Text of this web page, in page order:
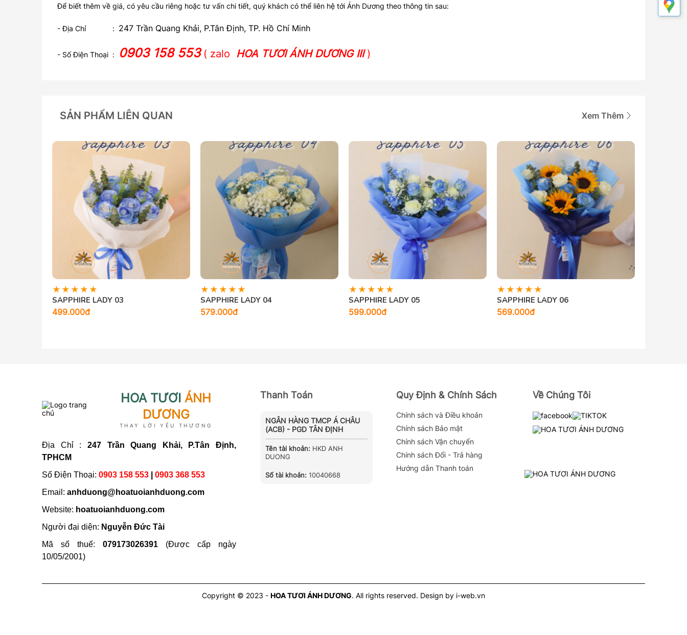
Để biết thêm về giá, có yêu cầu riêng hoặc tư vấn chi tiết, quý khách có thể liên hệ tới Ánh Dương theo thông tin sau:
- Địa Chỉ : 247 Trần Quang Khải, P.Tân Định, TP. Hồ Chí Minh
- Số Điện Thoại : 0903 158 553 ( zalo HOA TƯƠI ÁNH DƯƠNG III)
SẢN PHẨM LIÊN QUAN Xem Thêm
SAPPHIRE LADY 03
499.000đ
SAPPHIRE LADY 04
579.000đ
SAPPHIRE LADY 05
599.000đ
SAPPHIRE LADY 06
569.000đ
HOA TƯƠI ÁNH
DƯƠNG
THAY LỜI YÊU THƯƠNG
Địa Chỉ :247 Trần Quang Khải, P.Tân Định,
TPHCM
Số Điện Thoại:0903 158 553 |0903 368 553
Email:anhduong@hoatuoianhduong.com
Website: hoatuoianhduong.com
Người đại diện: Nguyễn Đức Tài
Mã số thuế: 079173026391 (Được cấp ngày
10/05/2001)
Thanh Toán
NGÂN HÀNG TMCP Á CHÂU
(ACB) - PGD TÂN ĐỊNH
Tên tài khoản: HKD ANH
DUONG
Số tài khoản: 10040668
Quy Định & Chính Sách
Chính sách và Điều khoản
Chính sách Bảo mật
Chính sách Vận chuyển
Chính sách Đổi - Trả hàng
Hướng dẫn Thanh toán
Về Chúng Tôi
Copyright © 2023 - HOA TƯƠI ÁNH DƯƠNG. All rights reserved. Design by i-web.vn